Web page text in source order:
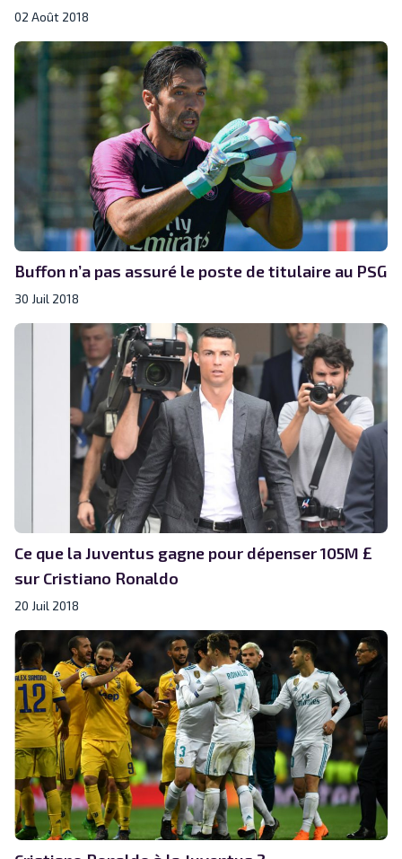
02 Août 2018
Buffon n’a pas assuré le poste de titulaire au PSG
30 Juil 2018
Ce que la Juventus gagne pour dépenser 105M £
sur Cristiano Ronaldo
20 Juil 2018